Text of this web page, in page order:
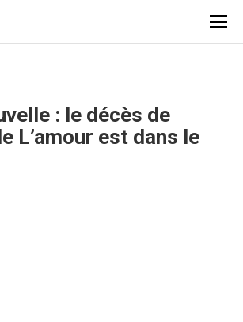
: le décès de
L’amour est dans le